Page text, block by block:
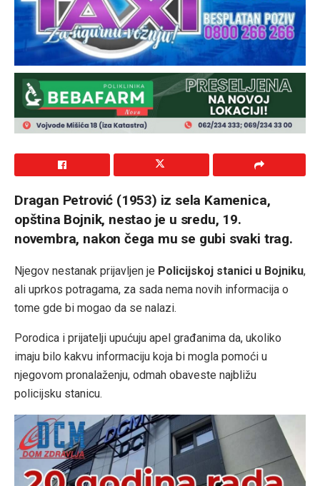
Dragan Petrović (1953) iz sela Kamenica,
opština Bojnik, nestao je u sredu, 19.
novembra, nakon čega mu se gubi svaki trag.
Njegov nestanak prijavljen je Policijskoj stanici u Bojniku,
ali uprkos potragama, za sada nema novih informacija o
tome gde bi mogao da se nalazi.
Porodica i prijatelji upućuju apel građanima da, ukoliko
imaju bilo kakvu informaciju koja bi mogla pomoći u
njegovom pronalaženju, odmah obaveste najbližu
policijsku stanicu.